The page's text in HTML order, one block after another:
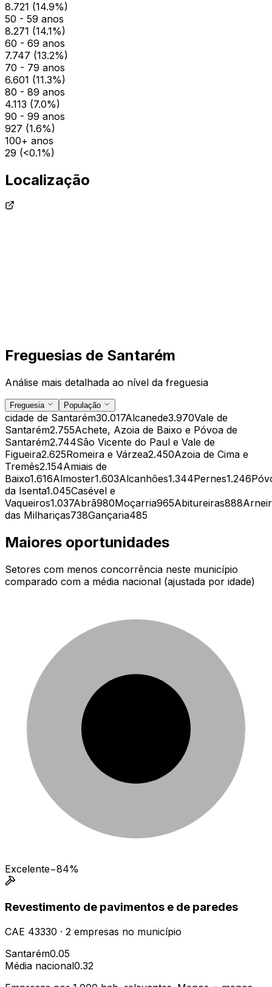
8.721 (14.9%)
50 - 59 anos
8.271 (14.1%)
60 - 69 anos
7.747 (13.2%)
70 - 79 anos
6.601 (11.3%)
80 - 89 anos
4.113 (7.0%)
90 - 99 anos
927 (1.6%)
100+ anos
29 (<0.1%)
Localização
Freguesias de Santarém
Análise mais detalhada ao nível da freguesia
Freguesia População
cidade de Santarém30.017Alcanede3.970Vale de
Santarém2.755Achete, Azoia de Baixo e Póvoa de
Santarém2.744São Vicente do Paul e Vale de
Figueira2.625Romeira e Várzea2.450Azoia de Cima e
Tremês2.154Amiais de
Baixo1.616Almoster1.603Alcanhões1.344Pernes1.246
da Isenta1.045Casével e
Vaqueiros1.037Abrã980Moçarria965Abitureiras888
das Milhariças738Gançaria485
Maiores oportunidades
Setores com menos concorrência neste município
comparado com a média nacional (ajustada por idade)
Excelente−84%
Revestimento de pavimentos e de paredes
CAE 43330 · 2 empresas no município
Santarém0.05
Média nacional0.32